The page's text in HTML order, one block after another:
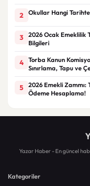
2 Okullar Hangi Tarihte
3
2026 Ocak Emeklilik
Bilgileri
4
Torba Kanun
Sınırlama, Tapu ve
5
2026 Emekli
Ödeme Hesaplama!
Yazar Haber - En güncel
Kategoriler